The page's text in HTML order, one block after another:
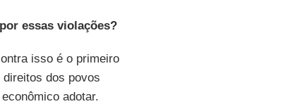
essas violações?
isso é o primeiro
dos povos
adotar.